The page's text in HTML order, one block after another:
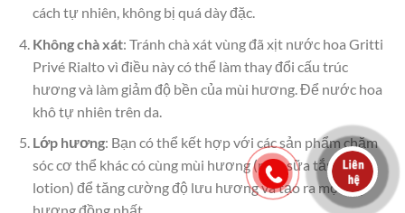
cách tự nhiên, không bị quá dày đặc.
Không chà xát: Tránh chà xát vùng đã xịt nước hoa Gritti
Privé Rialto vì điều này có thể làm thay đổi cấu trúc
hương và làm giảm độ bền của mùi hương. Để nước hoa
khô tự nhiên trên da.
Lớp hương: Bạn có thể kết hợp với các sản phẩm chăm
sóc cơ thể khác có cùng mùi hương (như sữa tắm hay
lotion) để tăng cường độ lưu hương và tạo ra một lớp